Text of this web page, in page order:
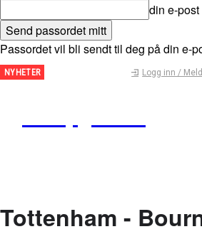
din e-post
Passordet vil bli sendt til deg på din e-
NYHETER
– Tips
Logg inn /
Tottenham -